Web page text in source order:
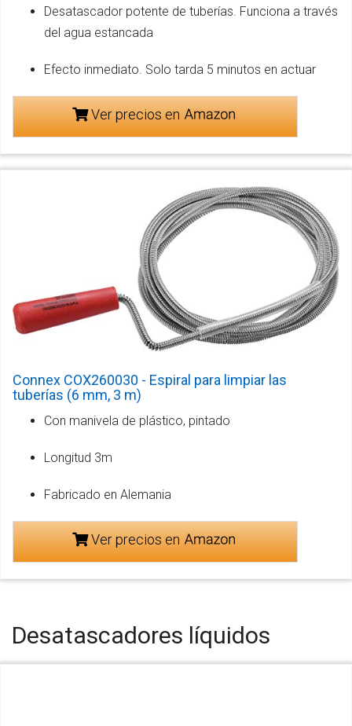
Desatascador potente de tuberías. Funciona a través
del agua estancada
Efecto inmediato. Solo tarda 5 minutos en actuar
Ver precios en
Connex COX260030 - Espiral para limpiar las
tuberías (6 mm, 3 m)
Con manivela de plástico, pintado
Longitud 3m
Fabricado en Alemania
Ver precios en
Desatascadores líquidos